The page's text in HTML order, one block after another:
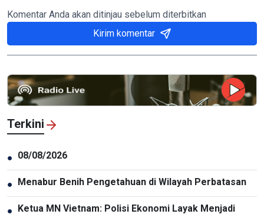
Komentar Anda akan ditinjau sebelum diterbitkan
Kirim komentar
Terkini
● 08/08/2026
● Menabur Benih Pengetahuan di Wilayah Perbatasan
● Ketua MN Vietnam: Polisi Ekonomi Layak Menjadi